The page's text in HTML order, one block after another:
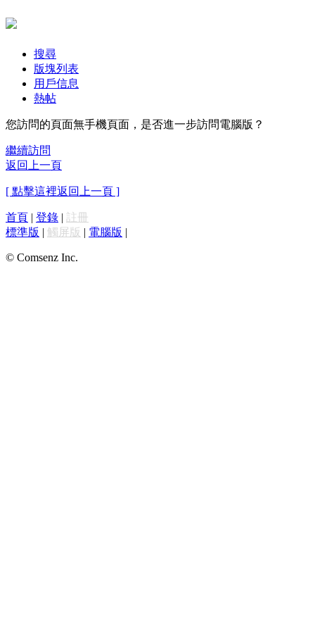
搜尋
版塊列表
用戶信息
熱帖
您訪問的頁面無手機頁面，是否進一步訪問電腦版？
繼續訪問
返回上一頁
[ 點擊這裡返回上一頁 ]
首頁 | 登錄 | 註冊
標準版 | 觸屏版 | 電腦版 |
© Comsenz Inc.